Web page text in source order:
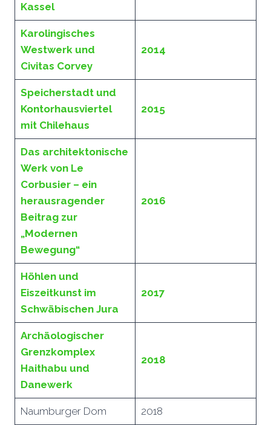
Kassel
Karolingisches
Westwerk und
Civitas Corvey
2014
Speicherstadt und
Kontorhausviertel
mit Chilehaus
2015
Das architektonische
Werk von Le
Corbusier – ein
herausragender
Beitrag zur
„Modernen
Bewegung“
2016
Höhlen und
Eiszeitkunst im
Schwäbischen Jura
2017
Archäologischer
Grenzkomplex
Haithabu und
Danewerk
2018
Naumburger Dom 2018